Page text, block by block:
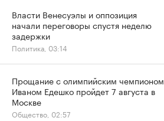
Власти Венесуэлы и оппозиция
начали переговоры спустя неделю
задержки
Политика, 03:14
Прощание с олимпийским чемпионом
Иваном Едешко пройдет 7 августа в
Москве
Общество, 02:57